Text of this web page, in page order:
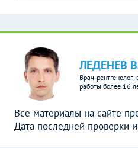
ЛЕДЕНЕВ
Врач-
работы более 16
Все материалы на сайте
Дата последней проверки